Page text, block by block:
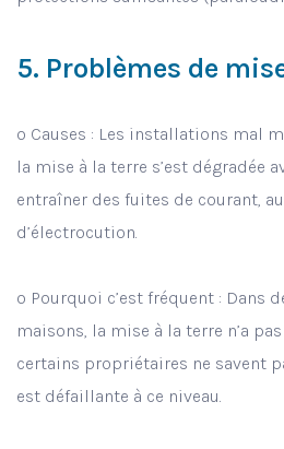
5. Problèmes de
o Causes : Les installations mal
la mise à la terre s’est dégradée
entraîner des fuites de courant,
d’électrocution.
o Pourquoi c’est fréquent : Dans
maisons, la mise à la terre n’a
certains propriétaires ne savent
est défaillante à ce niveau.